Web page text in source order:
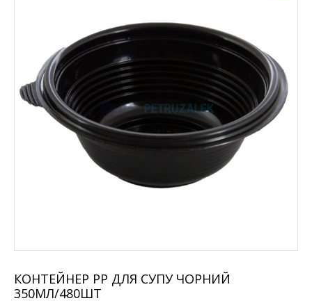
КОНТЕЙНЕР РР ДЛЯ СУПУ ЧОРНИЙ
350МЛ/480ШТ